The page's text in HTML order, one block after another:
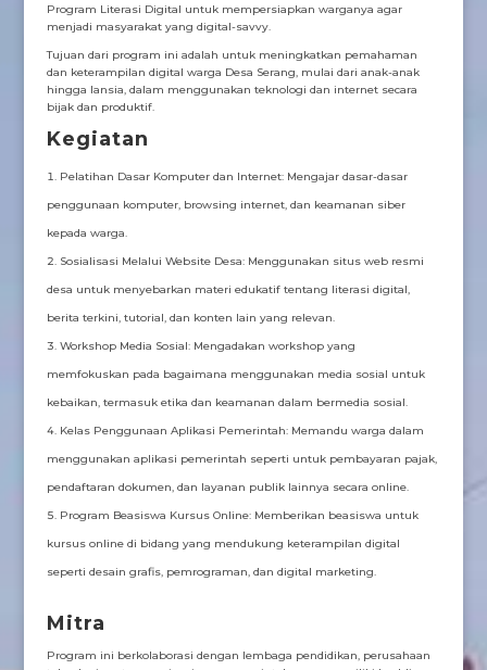
Program Literasi Digital untuk mempersiapkan warganya agar
menjadi masyarakat yang digital-savvy.
Tujuan dari program ini adalah untuk meningkatkan pemahaman
dan keterampilan digital warga Desa Serang, mulai dari anak-anak
hingga lansia, dalam menggunakan teknologi dan internet secara
bijak dan produktif.
Kegiatan
Pelatihan Dasar Komputer dan Internet: Mengajar dasar-dasar
penggunaan komputer, browsing internet, dan keamanan siber
kepada warga.
Sosialisasi Melalui Website Desa: Menggunakan situs web resmi
desa untuk menyebarkan materi edukatif tentang literasi digital,
berita terkini, tutorial, dan konten lain yang relevan.
Workshop Media Sosial: Mengadakan workshop yang
memfokuskan pada bagaimana menggunakan media sosial untuk
kebaikan, termasuk etika dan keamanan dalam bermedia sosial.
Kelas Penggunaan Aplikasi Pemerintah: Memandu warga dalam
menggunakan aplikasi pemerintah seperti untuk pembayaran pajak,
pendaftaran dokumen, dan layanan publik lainnya secara online.
Program Beasiswa Kursus Online: Memberikan beasiswa untuk
kursus online di bidang yang mendukung keterampilan digital
seperti desain grafis, pemrograman, dan digital marketing.
Mitra
Program ini berkolaborasi dengan lembaga pendidikan, perusahaan